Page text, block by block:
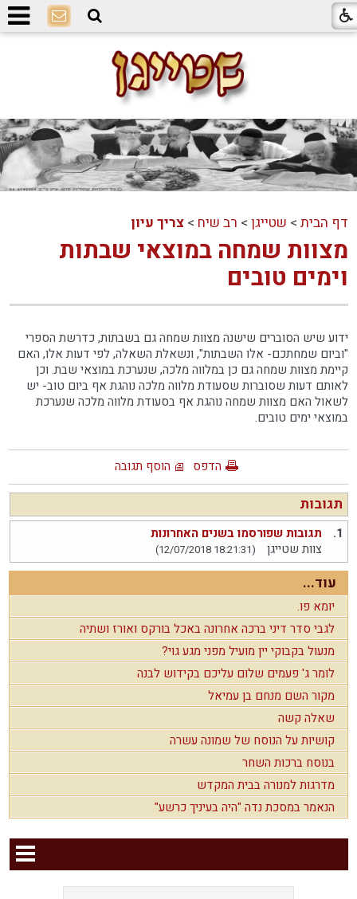
דף הבית > שטייגן > רב שיח >צריך עיון
מצוות שמחה במוצאי שבתות
וימים טובים
ידוע שיש הסוברים שישנה מצוות שמחה גם בשבתות, כדרשת הספרי
"וביום שמחתכם- אלו השבתות", ונשאלת השאלה, לפי דעות אלו, האם
קיימת מצוות שמחה גם כן במלווה מלכה, שנערכת במוצאי שבת. וכן
לאותם דעות שסוברות שסעודת מלווה מלכה נוהגת אף ביום טוב- יש
לשאול האם מצוות שמחה נוהגת אף בסעודת מלווה מלכה שנערכת
במוצאי ימים טובים.
הדפס הוסף תגובה
תגובות
1.
תגובות שפורסמו בשנים האחרונות
צוות שטייגן
(12/07/2018 18:21:31)
עוד...
יומא פו.
לגבי סדר דיני ברכה אחרונה באכל בורקס ואורז ושתיה
מנעול בקבוקי יין מועיל מפני מגע גוי?
לומר ג' פעמים שלום עליכם בקידוש לבנה
מקור השם מנחם בן עמיאל
שאלה קשה
קושיות על הנוסח של שמונה עשרה
בנוסח ברכות השחר
מדרגות למנורה בבית המקדש
הנאמר במסכת נדה "היה בעיניך כרשע"